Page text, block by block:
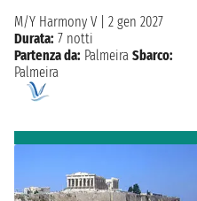
M/Y Harmony V
2 gen 2027
Durata: 7 notti
Partenza da: Palmeira Sbarco:
Palmeira